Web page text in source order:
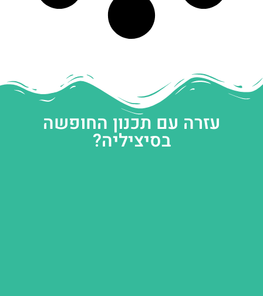
עזרה עם תכנון החופשה
בסיציליה?